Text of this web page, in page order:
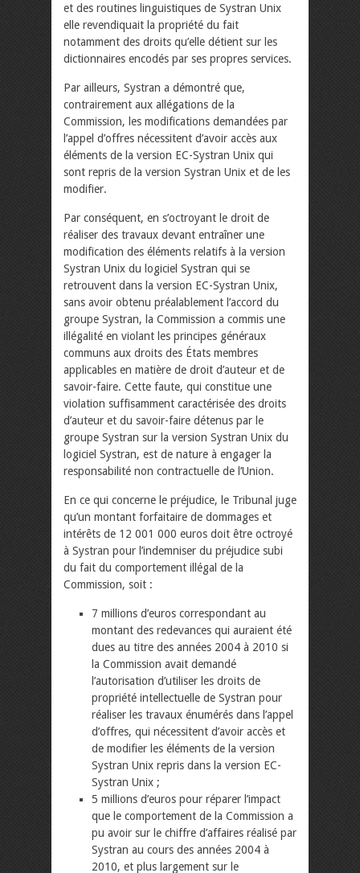
et des routines linguistiques de Systran Unix
elle revendiquait la propriété du fait
notamment des droits qu’elle détient sur les
dictionnaires encodés par ses propres services.
Par ailleurs, Systran a démontré que,
contrairement aux allégations de la
Commission, les modifications demandées par
l’appel d’offres nécessitent d’avoir accès aux
éléments de la version EC-Systran Unix qui
sont repris de la version Systran Unix et de les
modifier.
Par conséquent, en s’octroyant le droit de
réaliser des travaux devant entraîner une
modification des éléments relatifs à la version
Systran Unix du logiciel Systran qui se
retrouvent dans la version EC-Systran Unix,
sans avoir obtenu préalablement l’accord du
groupe Systran, la Commission a commis une
illégalité en violant les principes généraux
communs aux droits des États membres
applicables en matière de droit d’auteur et de
savoir-faire. Cette faute, qui constitue une
violation suffisamment caractérisée des droits
d’auteur et du savoir-faire détenus par le
groupe Systran sur la version Systran Unix du
logiciel Systran, est de nature à engager la
responsabilité non contractuelle de l’Union.
En ce qui concerne le préjudice, le Tribunal juge
qu’un montant forfaitaire de dommages et
intérêts de 12 001 000 euros doit être octroyé
à Systran pour l’indemniser du préjudice subi
du fait du comportement illégal de la
Commission, soit :
7 millions d’euros correspondant au
montant des redevances qui auraient été
dues au titre des années 2004 à 2010 si
la Commission avait demandé
l’autorisation d’utiliser les droits de
propriété intellectuelle de Systran pour
réaliser les travaux énumérés dans l’appel
d’offres, qui nécessitent d’avoir accès et
de modifier les éléments de la version
Systran Unix repris dans la version EC-
Systran Unix ;
5 millions d’euros pour réparer l’impact
que le comportement de la Commission a
pu avoir sur le chiffre d’affaires réalisé par
Systran au cours des années 2004 à
2010, et plus largement sur le